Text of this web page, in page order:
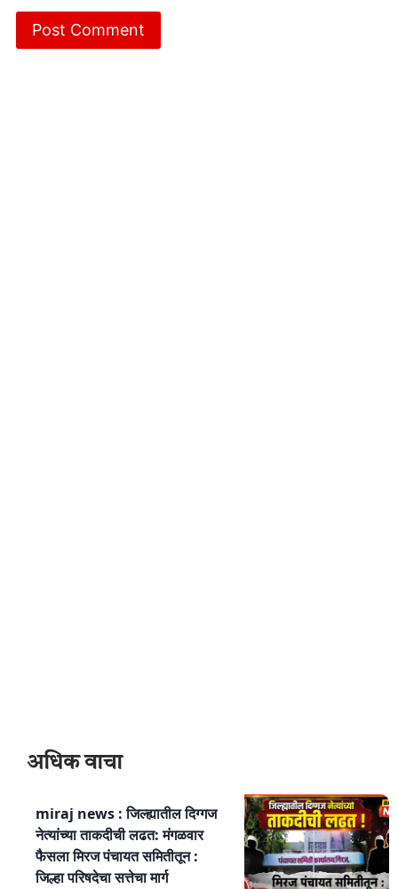
अधिक वाचा
miraj news : जिल्ह्यातील दिग्गज
नेत्यांच्या ताकदीची लढत: मंगळवार
फैसला मिरज पंचायत समितीतून :
जिल्हा परिषदेचा सत्तेचा मार्ग